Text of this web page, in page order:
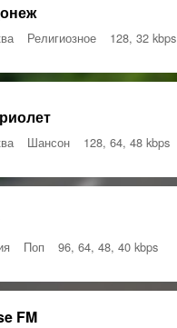
Религиозное 128, 32 kbps
Шансон 128, 64, 48 kbps
Поп 96, 64, 48, 40 kbps
FM